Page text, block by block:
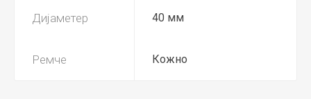
Дијаметер 40 мм
Ремче Кожно